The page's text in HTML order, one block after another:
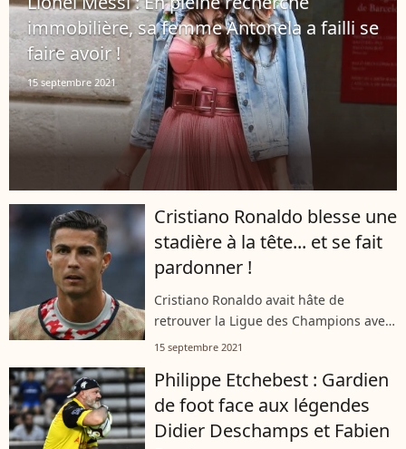
immobilière, sa femme Antonela a failli se
faire avoir !
15 septembre 2021
Cristiano Ronaldo blesse une
stadière à la tête... et se fait
pardonner !
Cristiano Ronaldo avait hâte de
retrouver la Ligue des Champions avec
Manchester United ! Il a marqué mais
à la tête. CR7 s'est fait pardonner...
15 septembre 2021
Philippe Etchebest : Gardien
de foot face aux légendes
Didier Deschamps et Fabien